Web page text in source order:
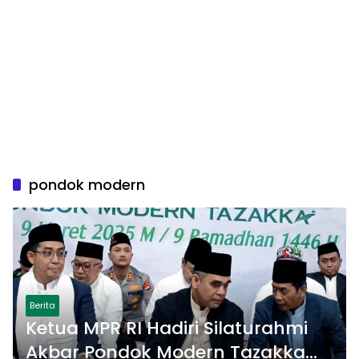
pondok modern
Berita
Ketua MPR RI Hadiri Silaturahmi
Akbar Pondok Modern Tazakka